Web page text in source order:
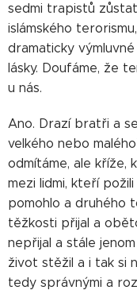
sedmi trapistů
islámského
dramaticky
lásky. Doufáme, že
u nás.
Ano. Drazí bratři a
velkého nebo
odmítáme, ale kříže,
mezi lidmi, kteří
pomohlo a druhého
těžkosti přijal a
nepřijal a stále
život stěžil a i tak si
tedy správnými a